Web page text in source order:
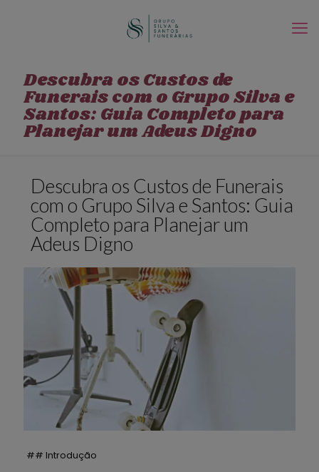
Descubra os Custos de
Funerais com o Grupo Silva e
Santos: Guia Completo para
Planejar um Adeus Digno
Descubra os Custos de Funerais
com o Grupo Silva e Santos: Guia
Completo para Planejar um
Adeus Digno
## Introdução